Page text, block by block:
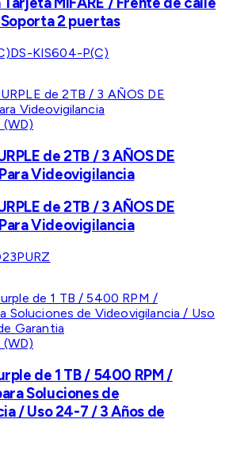
2 puertas
DS-KIS604-P(C)
de 2TB / 3 AÑOS DE
Videovigilancia
de 2TB / 3 AÑOS DE
Videovigilancia
de 1 TB / 5400 RPM /
Soluciones de
/ Uso 24-7 / 3 Años de